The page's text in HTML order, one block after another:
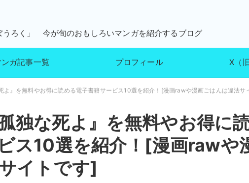
うろく」 今が旬のおもしろいマンガを紹介するブログ
ンガ記事一覧 プロフィール X（
よ』を無料やお得に読める電子書籍サービス10選を紹介！[漫画rawや漫画ごはんは違法サ
独な死よ』を無料やお得に
ス10選を紹介！[漫画rawや
イトです]